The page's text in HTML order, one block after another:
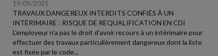
19/09/2025
TRAVAUX DANGEREUX INTERDITS CONFIÉS À UN
INTÉRIMAIRE : RISQUE DE REQUALIFICATION EN CDI
L'employeur n'a pas le droit d'avoir recours à un intérimaire pour
effectuer des travaux particulièrement dangereux dont la liste
est fixée par le code...